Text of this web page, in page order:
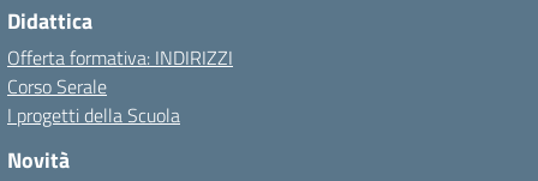
Didattica
Offerta formativa: INDIRIZZI
Corso Serale
I progetti della Scuola
Novità